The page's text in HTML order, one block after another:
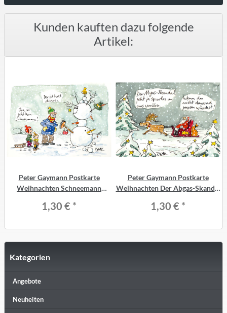
Kunden kauften dazu folgende
Artikel:
Peter Gaymann Postkarte
Weihnachten Schneemann
1,30 € *
Peter Gaymann Postkarte
Weihnachten Der Abgas-Skandal
1,30 € *
Kategorien
Angebote
Neuheiten